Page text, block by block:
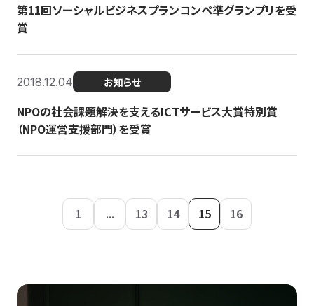
第11回ソーシャルビジネスプランコンペ準グランプリを受
賞
2018.12.04 お知らせ
NPOの社会課題解決を支えるICTサービス大賞特別賞
（NPO運営支援部門）を受賞
1 ... 13 14 15 16